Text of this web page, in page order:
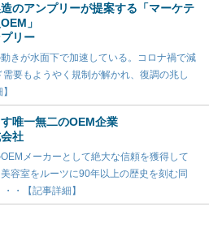
のアンプリーが提案する「マーケテ
」
リー
きが水面下で加速している。コロナ禍で減
要もようやく規制が解かれ、復調の兆し
唯一無二のOEM企業
社
メーカーとして絶大な信頼を獲得して
容室をルーツに90年以上の歴史を刻む同
・【記事詳細】